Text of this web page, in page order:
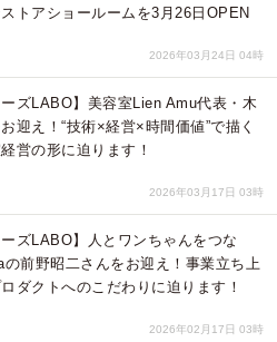
トアショールームを3月26日OPEN
2026年03月24日 04時
ーズLABO】美容室Lien Amu代表・木
迎え！“技術×経営×時間価値”で描く
営の形に迫ります！
2026年03月17日 03時
ーズLABO】人とワンちゃんをつな
の前野昭二さんをお迎え！事業立ち上
ダクトへのこだわりに迫ります！
2026年02月17日 03時